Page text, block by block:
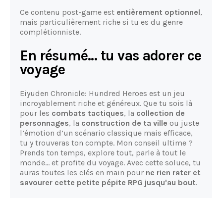
Ce contenu post-game est entièrement optionnel,
mais particulièrement riche si tu es du genre
complétionniste.
En résumé… tu vas adorer ce
voyage
Eiyuden Chronicle: Hundred Heroes est un jeu
incroyablement riche et généreux. Que tu sois là
pour les combats tactiques, la collection de
personnages, la construction de ta ville ou juste
l’émotion d’un scénario classique mais efficace,
tu y trouveras ton compte. Mon conseil ultime ?
Prends ton temps, explore tout, parle à tout le
monde… et profite du voyage. Avec cette soluce, tu
auras toutes les clés en main pour ne rien rater et
savourer cette petite pépite RPG jusqu'au bout.